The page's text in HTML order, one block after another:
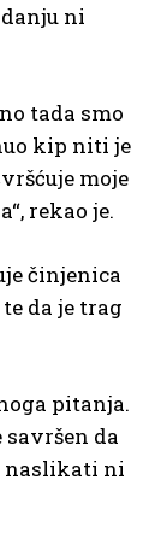
ni
tada smo
kip niti je
moje
rekao je.
činjenica
da je trag
pitanja.
da
naslikati ni